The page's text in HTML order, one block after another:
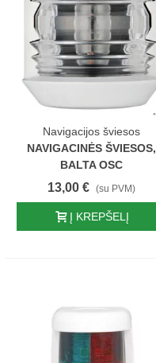
Navigacijos šviesos
NAVIGACINĖS ŠVIESOS,
BALTA OSC
13,00 € (su PVM)
Į KREPŠELĮ